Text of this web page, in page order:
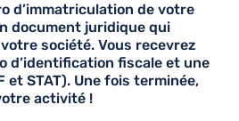
d’immatriculation de votre
document juridique qui
société. Vous recevrez
d’identification fiscale et une
STAT). Une fois terminée,
activité !